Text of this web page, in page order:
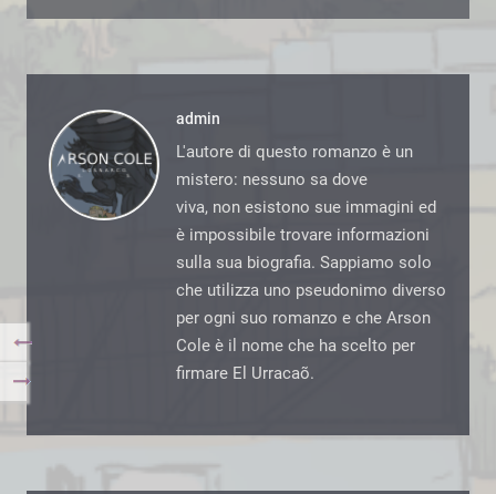
admin
L'autore di questo romanzo è un
mistero: nessuno sa dove
viva, non esistono sue immagini ed
è impossibile trovare informazioni
sulla sua biografia. Sappiamo solo
che utilizza uno pseudonimo diverso
per ogni suo romanzo e che Arson
Cole è il nome che ha scelto per
firmare El Urracaõ.